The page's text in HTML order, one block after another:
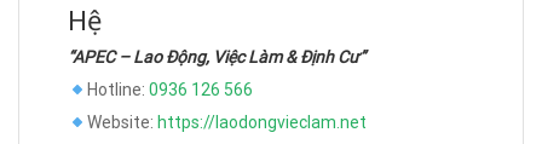
Hệ
“APEC – Lao Động, Việc Làm & Định Cư”
Hotline: 0936 126 566
Website: https://laodongvieclam.net